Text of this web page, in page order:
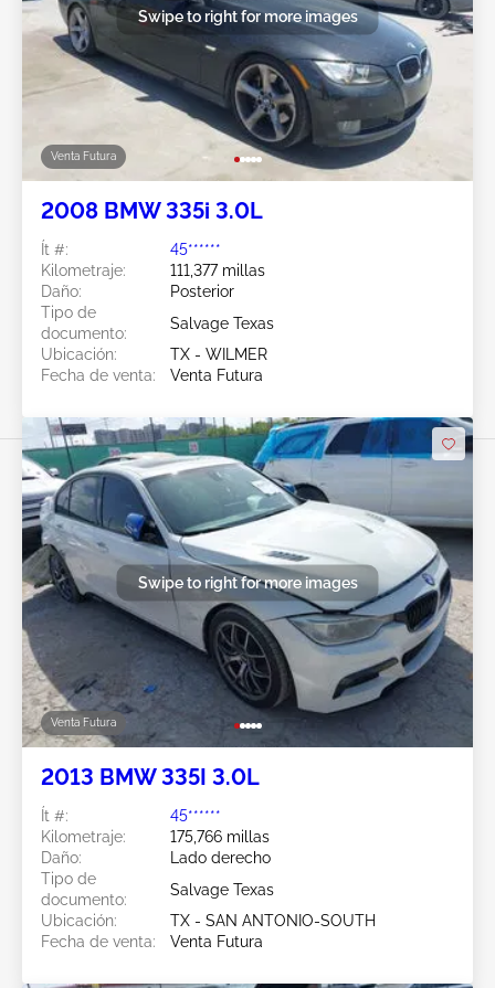
Venta Futura
Swipe to right for more images
2008 BMW 335i 3.0L
Ít #:
45******
Kilometraje:
111,377 millas
Daño:
Posterior
Tipo de
documento:
Salvage Texas
Ubicación:
TX - WILMER
Fecha de venta:
Venta Futura
Venta Futura
Swipe to right for more images
2013 BMW 335I 3.0L
Ít #:
45******
Kilometraje:
175,766 millas
Daño:
Lado derecho
Tipo de
documento:
Salvage Texas
Ubicación:
TX - SAN ANTONIO-SOUTH
Fecha de venta:
Venta Futura